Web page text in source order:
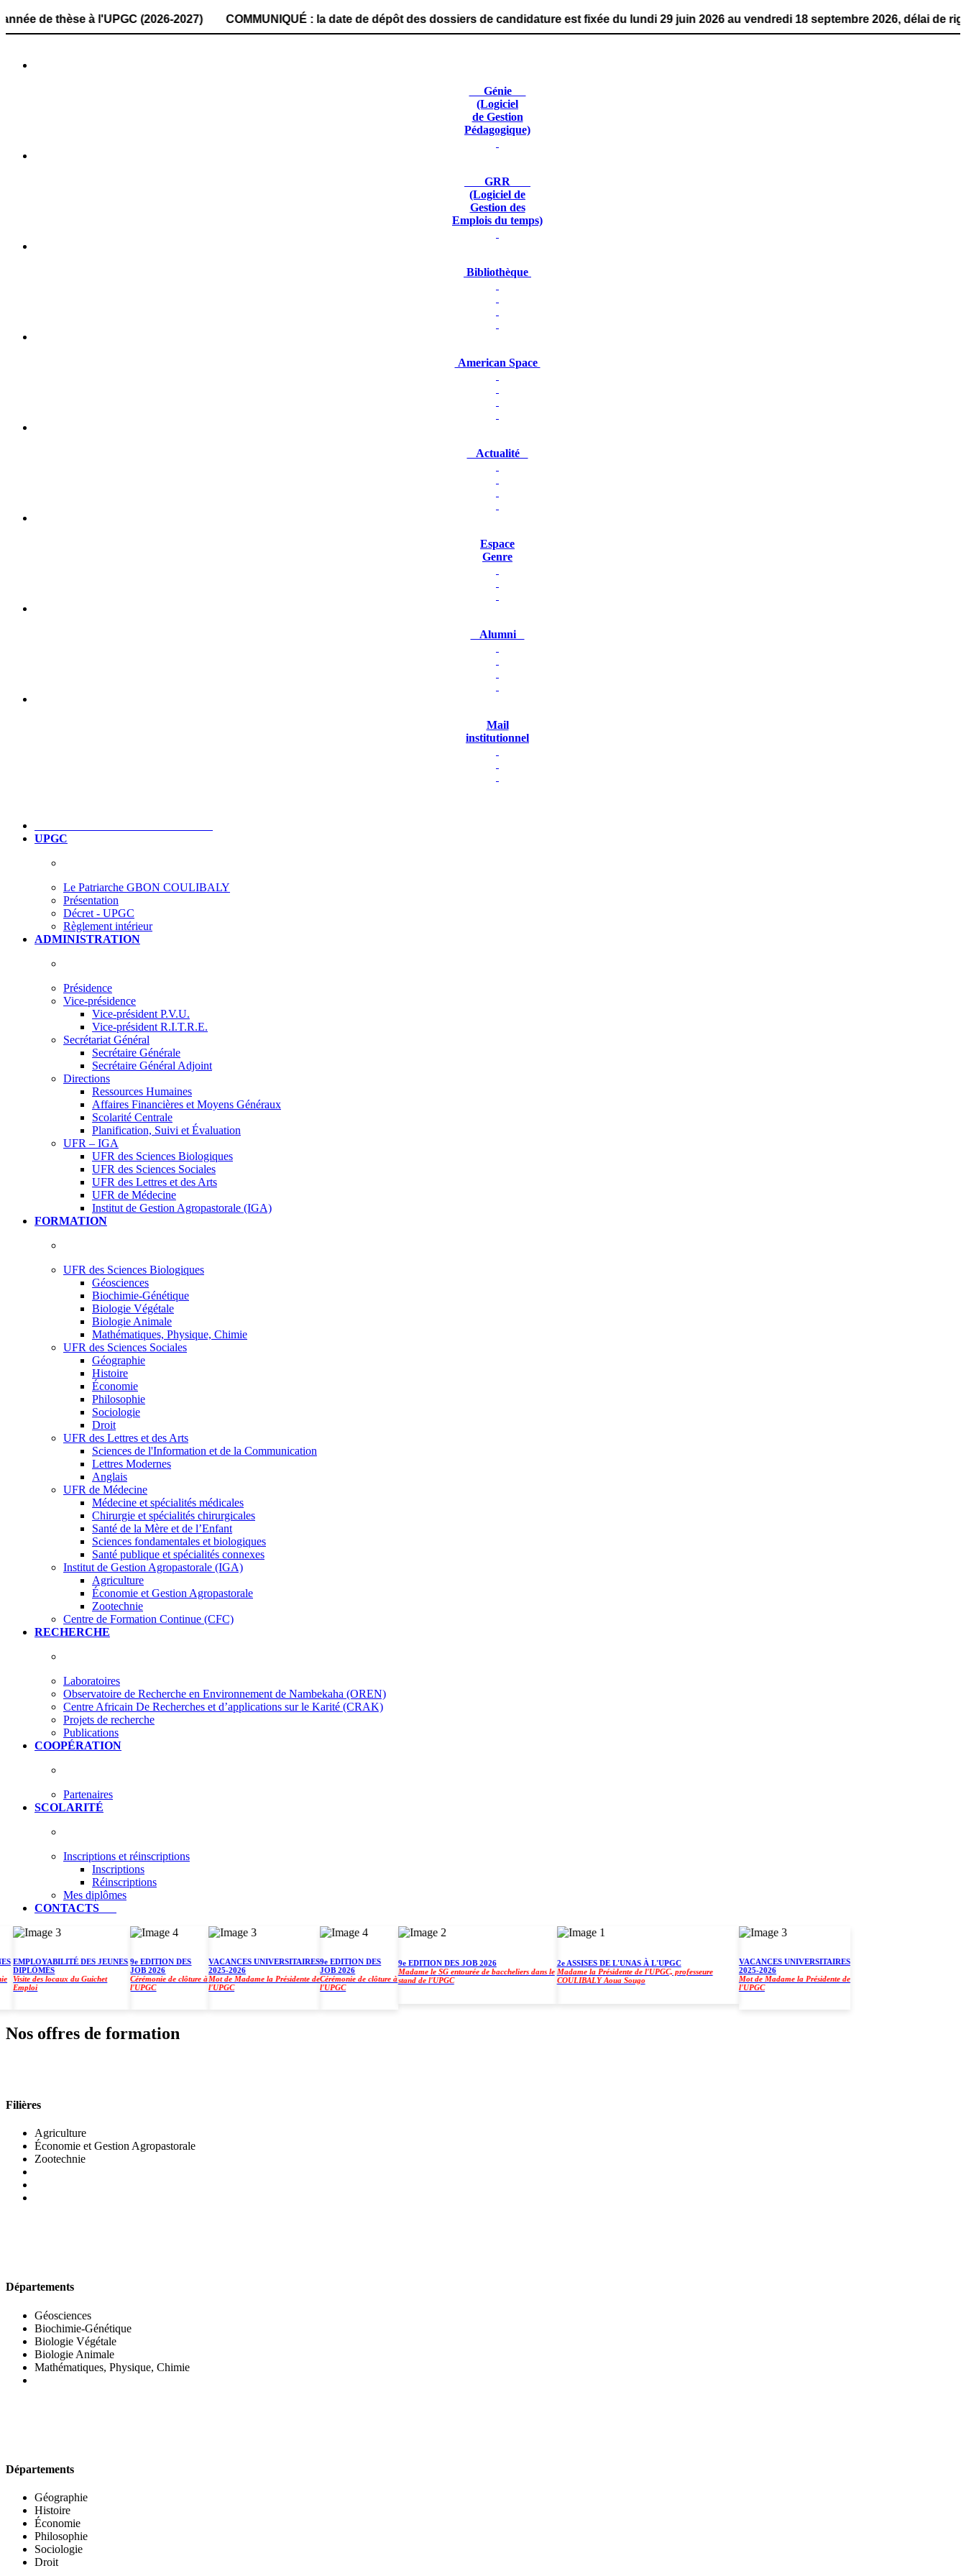
à l'UPGC (2026-2027) COMMUNIQUÉ : la date de dépôt des dossiers de candidature est fixée du lundi 29 juin 2026 au vendredi 18 septembre 2026, délai de
Génie
(Logiciel
de Gestion
Pédagogique)
GRR
(Logiciel de
Gestion des
Emplois du temps)
Bibliothèque
American Space
Actualité
Espace
Genre
Alumni
Mail
institutionnel
UPGC
Le Patriarche GBON COULIBALY
Présentation
Décret - UPGC
Règlement intérieur
ADMINISTRATION
Présidence
Vice-présidence
Vice-président P.V.U.
Vice-président R.I.T.R.E.
Secrétariat Général
Secrétaire Générale
Secrétaire Général Adjoint
Directions
Ressources Humaines
Affaires Financières et Moyens Généraux
Scolarité Centrale
Planification, Suivi et Évaluation
UFR – IGA
UFR des Sciences Biologiques
UFR des Sciences Sociales
UFR des Lettres et des Arts
UFR de Médecine
Institut de Gestion Agropastorale (IGA)
FORMATION
UFR des Sciences Biologiques
Géosciences
Biochimie-Génétique
Biologie Végétale
Biologie Animale
Mathématiques, Physique, Chimie
UFR des Sciences Sociales
Géographie
Histoire
Économie
Philosophie
Sociologie
Droit
UFR des Lettres et des Arts
Sciences de l'Information et de la Communication
Lettres Modernes
Anglais
UFR de Médecine
Médecine et spécialités médicales
Chirurgie et spécialités chirurgicales
Santé de la Mère et de l’Enfant
Sciences fondamentales et biologiques
Santé publique et spécialités connexes
Institut de Gestion Agropastorale (IGA)
Agriculture
Économie et Gestion Agropastorale
Zootechnie
Centre de Formation Continue (CFC)
RECHERCHE
Laboratoires
Observatoire de Recherche en Environnement de Nambekaha (OREN)
Centre Africain De Recherches et d’applications sur le Karité (CRAK)
Projets de recherche
Publications
COOPÉRATION
Partenaires
SCOLARITÉ
Inscriptions et réinscriptions
Inscriptions
Réinscriptions
Mes diplômes
CONTACTS
DES JEUNES
des locaux du Guichet
9e EDITION DES
JOB 2026
Cérémonie de clôture à
l'UPGC
VACANCES UNIVERSITAIRES
2025-2026
Mot de Madame la Présidente de
l'UPGC
9e EDITION DES
JOB 2026
Cérémonie de clôture à
l'UPGC
9e EDITION DES JOB 2026
Madame le SG entourée de baccheliers dans le
stand de l'UPGC
2e ASSISES DE L'UNAS À L'UPGC
Madame la Présidente de l'UPGC, professeure
COULIBALY Aoua Sougo
VACANCES UNIVERSITAIRES
2025-2026
Mot de Madame la Présidente de
l'UPGC
Nos offres de formation
Filières
Agriculture
Économie et Gestion Agropastorale
Zootechnie
Départements
Géosciences
Biochimie-Génétique
Biologie Végétale
Biologie Animale
Mathématiques, Physique, Chimie
Départements
Géographie
Histoire
Économie
Philosophie
Sociologie
Droit